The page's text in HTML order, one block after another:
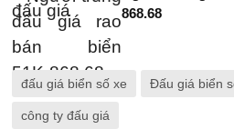
868.68
đấu giá biển số xe Đấu giá biển
công ty đấu giá